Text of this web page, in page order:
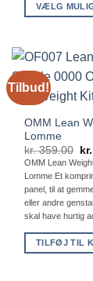
VÆLG
har
flere
varianter.
Mulighederne
kan
vælges
på
varesiden
Tilbud!
OMM Lean
Lomme
kr.359.00
pris
kr.
OMM Lean
Lomme Et
panel, til at
eller andre
skal have hurtig
TILFØJ TIL